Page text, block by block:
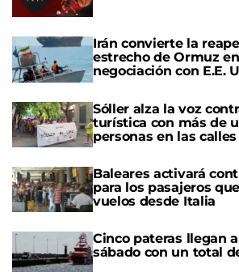
Irán convierte la
estrecho de Ormuz
negociación con E.E.
Sóller alza la voz
turística con más de
personas en las calles
Baleares activará
para los pasajeros
vuelos desde Italia
Cinco pateras llegan
sábado con un total